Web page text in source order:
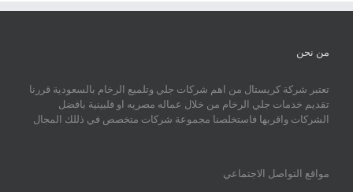
من نحن
تعتبر شركة كريستال من اهم شركات جلي وتلميع الرخام بالسعودية قررنا
تقديم خدمات جلي الرخام من خلال عماله مصريه او فلبينية بافضل
الشركات واقربها فاستخلصنا مجموعة شركات متخصص في ذللك المجال
مواقع التواصل الاجتماعي